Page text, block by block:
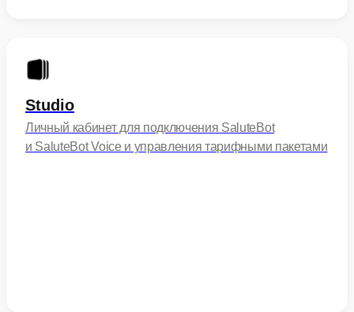
Studio
Личный кабинет для подключения SaluteBot
и SaluteBot Voice и управления тарифными пакетами